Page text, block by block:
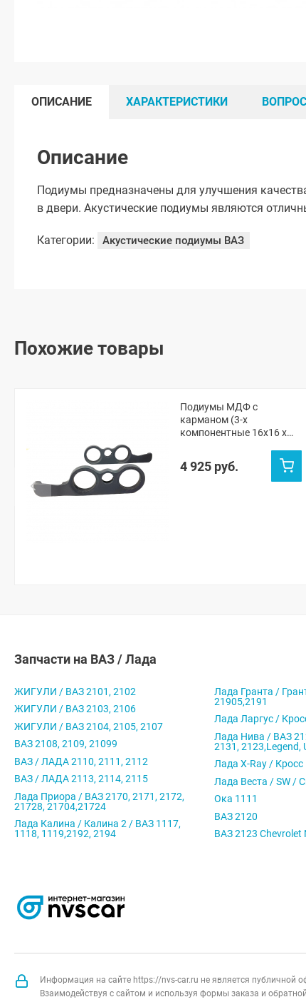
ОПИСАНИЕ ХАРАКТЕРИСТИКИ
Описание
Подиумы предназначены для улучшения
в двери. Акустические подиумы являются
Категории: Акустические подиумы ВАЗ
Похожие товары
Подиумы МДФ с
карманом (3-х
компонентные 16x16 x
avto" ВАЗ 2101, 2105-07,
Нива ЧПУ (без переноса
ручки открывания)
4 925 руб.
Запчасти на ВАЗ / Лада
ЖИГУЛИ / ВАЗ 2101, 2102
ЖИГУЛИ / ВАЗ 2103, 2106
ЖИГУЛИ / ВАЗ 2104, 2105, 2107
ВАЗ 2108, 2109, 21099
ВАЗ / ЛАДА 2110, 2111, 2112
ВАЗ / ЛАДА 2113, 2114, 2115
Лада Приора / ВАЗ 2170, 2171, 2172,
21728, 21704,21724
Лада Калина / Калина 2 / ВАЗ 1117,
1118, 1119,2192, 2194
Лада Гранта /
21905,2191
Лада Ларгус /
Лада Нива / ВАЗ
2131, 2123,Legend,
Лада X-Ray / Кросс
Лада Веста / SW /
Ока 1111
ВАЗ 2120
ВАЗ 2123 Chevrolet
Информация на сайте https://nvs-car.ru не является публичной
Взаимодействуя с сайтом и используя формы заказа и